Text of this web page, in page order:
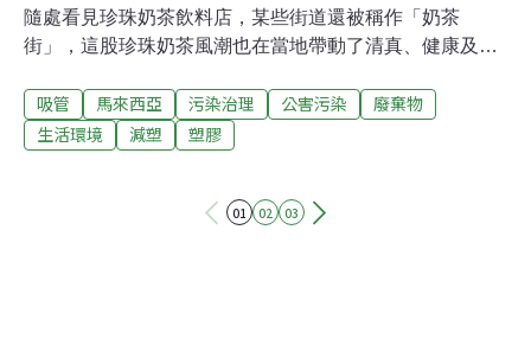
隨處看見珍珠奶茶飲料店，某些街道還被稱作「奶茶
街」，這股珍珠奶茶風潮也在當地帶動了清真、健康及環
台灣的珍珠奶茶，一名穆斯林網民近期就在網路上開始探
討眾多席捲馬國的珍珠奶茶品牌，是否取得清真認證，引
身體的產品，必須符合伊斯蘭教義，即為「清真
吸管 馬來西亞 污染治理 公害污染
廢棄物
生活環境
減塑 塑膠
01 02 03